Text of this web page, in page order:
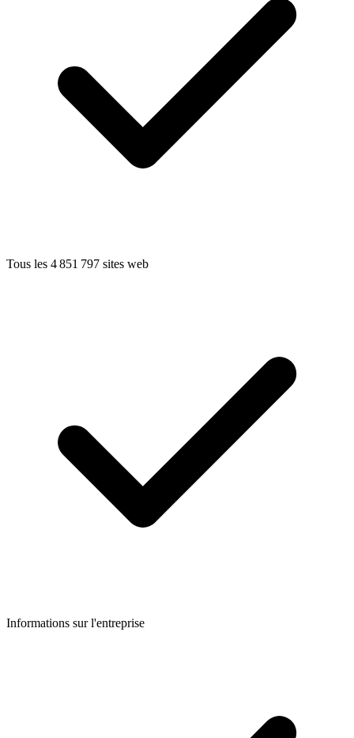
Tous les 4 851 797 sites web
Informations sur l'entreprise